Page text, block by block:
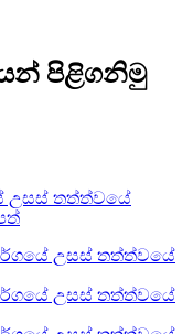
පිළිගනිමු